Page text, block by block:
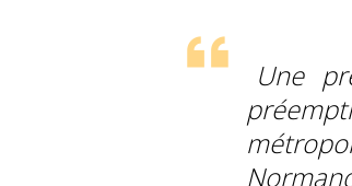
Une